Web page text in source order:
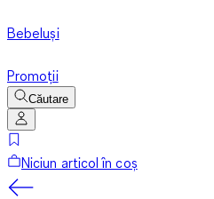
Bebeluși
Promoții
Căutare
Niciun articol în coș